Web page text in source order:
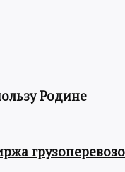
Родине